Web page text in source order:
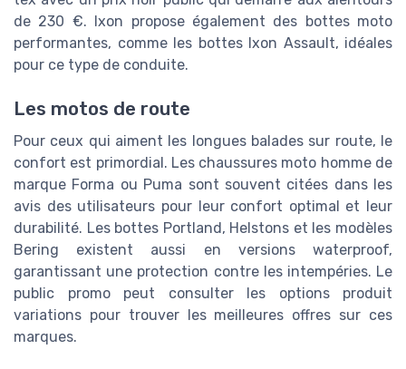
de 230 €. Ixon propose également des bottes moto
performantes, comme les bottes Ixon Assault, idéales
pour ce type de conduite.
Les motos de route
Pour ceux qui aiment les longues balades sur route, le
confort est primordial. Les chaussures moto homme de
marque Forma ou Puma sont souvent citées dans les
avis des utilisateurs pour leur confort optimal et leur
durabilité. Les bottes Portland, Helstons et les modèles
Bering existent aussi en versions waterproof,
garantissant une protection contre les intempéries. Le
public promo peut consulter les options produit
variations pour trouver les meilleures offres sur ces
marques.